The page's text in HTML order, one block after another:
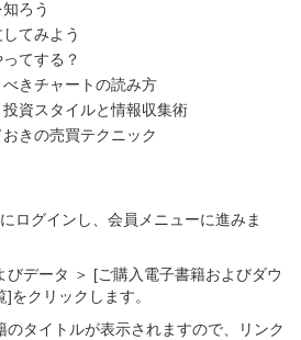
ろう
てみよう
てする？
きチャートの読み方
資スタイルと情報収集術
きの売買テクニック
ログインし、会員メニューに進みま
びデータ ＞ [ご購入電子書籍およびダウ
をクリックします。
のタイトルが表示されますので、リンク